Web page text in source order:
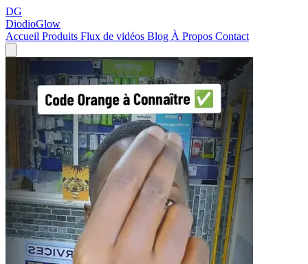
DG
DiodioGlow
Accueil Produits Flux de vidéos Blog À Propos Contact